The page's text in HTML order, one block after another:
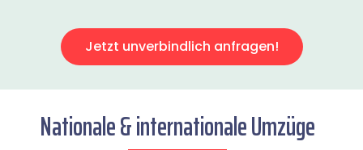
Jetzt unverbindlich anfragen!
Nationale & internationale Umzüge